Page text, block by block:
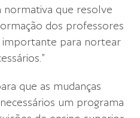
normativa que resolve
dos professores
importante para nortear
que as mudanças
um programa